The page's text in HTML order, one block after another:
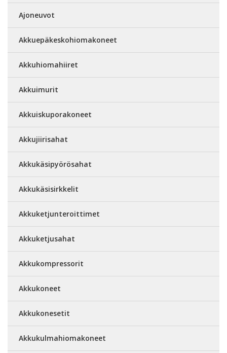
Ajoneuvot
Akkuepäkeskohiomakoneet
Akkuhiomahiiret
Akkuimurit
Akkuiskuporakoneet
Akkujiirisahat
Akkukäsipyörösahat
Akkukäsisirkkelit
Akkuketjunteroittimet
Akkuketjusahat
Akkukompressorit
Akkukoneet
Akkukonesetit
Akkukulmahiomakoneet